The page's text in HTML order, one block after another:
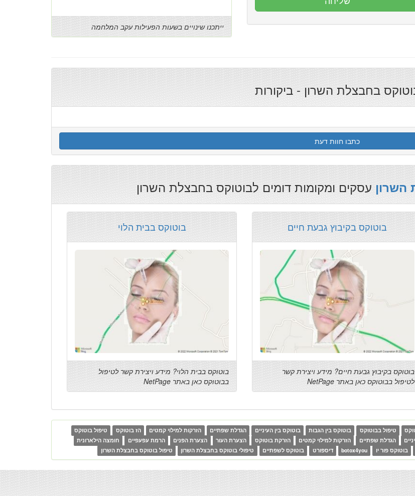
ייתכנו שינויים בשעות הפעילות עקב המלחמה
בחבצלת השרון - ביקורות
כתבו חוות דעת
השרון עסקים ומקומות דומים לבוטוקס בחבצלת השרון
בוטוקס בבית הלוי
בוטוקס בבית הלוי? מידע ויצירת קשר לטיפול
בבוטוקס כאן באתר NetPage
בוטוקס בקיבוץ גבעת חיים
בוטוקס בקיבוץ גבעת חיים? מידע ויצירת קשר
לטיפול בבוטוקס כאן באתר NetPage
טיפול בבוטוקס בוטוקס בין הגבות בוטוקס בין העיניים הגדלת שפתיים הזרקות למילוי קמטים הז בוטוקס
טיפול בוטוקס
הגדלת שפתיים הזרקות למילוי קמטים הזרקת בוטוקס הצערת העור הצערת הפנים הרמת עפעפיים
חומצה הילארונית
בוטוקס פור יו botox4you דיספורט בוטוקס לשפתיים טיפולי בוטוקס בחבצלת השרון טיפול בוטוקס בחבצלת השרון